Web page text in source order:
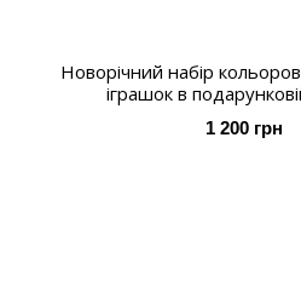
Новорічний набір
іграшок в
1 200 грн